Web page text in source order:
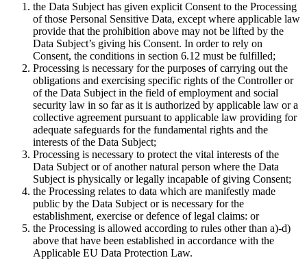
the Data Subject has given explicit Consent to the Processing
of those Personal Sensitive Data, except where applicable law
provide that the prohibition above may not be lifted by the
Data Subject’s giving his Consent. In order to rely on
Consent, the conditions in section 6.12 must be fulfilled;
Processing is necessary for the purposes of carrying out the
obligations and exercising specific rights of the Controller or
of the Data Subject in the field of employment and social
security law in so far as it is authorized by applicable law or a
collective agreement pursuant to applicable law providing for
adequate safeguards for the fundamental rights and the
interests of the Data Subject;
Processing is necessary to protect the vital interests of the
Data Subject or of another natural person where the Data
Subject is physically or legally incapable of giving Consent;
the Processing relates to data which are manifestly made
public by the Data Subject or is necessary for the
establishment, exercise or defence of legal claims: or
the Processing is allowed according to rules other than a)-d)
above that have been established in accordance with the
Applicable EU Data Protection Law.